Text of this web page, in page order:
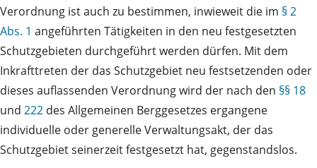
Verordnung ist auch zu bestimmen, inwieweit die im § 2
Abs. 1 angeführten Tätigkeiten in den neu festgesetzten
Schutzgebieten durchgeführt werden dürfen. Mit dem
Inkrafttreten der das Schutzgebiet neu festsetzenden oder
dieses auflassenden Verordnung wird der nach den §§ 18
und 222 des Allgemeinen Berggesetzes ergangene
individuelle oder generelle Verwaltungsakt, der das
Schutzgebiet seinerzeit festgesetzt hat, gegenstandslos.